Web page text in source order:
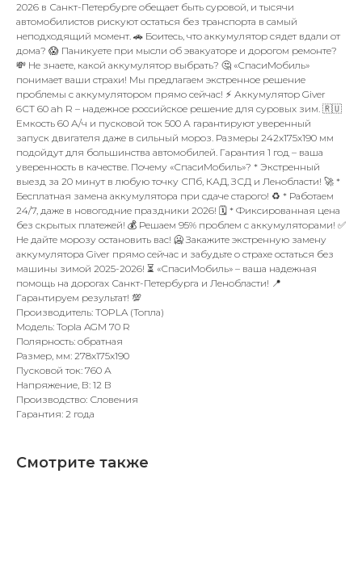
2026 в Санкт-Петербурге обещает быть суровой, и тысячи
автомобилистов рискуют остаться без транспорта в самый
неподходящий момент. 🚗 Боитесь, что аккумулятор сядет вдали от
дома? 😱 Паникуете при мысли об эвакуаторе и дорогом ремонте?
💸 Не знаете, какой аккумулятор выбрать? 🤔 «СпасиМобиль»
понимает ваши страхи! Мы предлагаем экстренное решение
проблемы с аккумулятором прямо сейчас! ⚡ Аккумулятор Giver
6СТ 60 ah R – надежное российское решение для суровых зим. 🇷🇺
Емкость 60 А/ч и пусковой ток 500 А гарантируют уверенный
запуск двигателя даже в сильный мороз. Размеры 242x175x190 мм
подойдут для большинства автомобилей. Гарантия 1 год – ваша
уверенность в качестве. Почему «СпасиМобиль»? * Экстренный
выезд за 20 минут в любую точку СПб, КАД, ЗСД и Ленобласти! 🚀 *
Бесплатная замена аккумулятора при сдаче старого! ♻️ * Работаем
24/7, даже в новогодние праздники 2026! 🗓️ * Фиксированная цена
без скрытых платежей! 💰 Решаем 95% проблем с аккумуляторами! ✅
Не дайте морозу остановить вас! 🥶 Закажите экстренную замену
аккумулятора Giver прямо сейчас и забудьте о страхе остаться без
машины зимой 2025-2026! ⏳ «СпасиМобиль» – ваша надежная
помощь на дорогах Санкт-Петербурга и Ленобласти! 📍
Гарантируем результат! 💯
Производитель: TOPLA (Топла)
Модель: Topla AGM 70 R
Полярность: обратная
Размер, мм: 278x175x190
Пусковой ток: 760 А
Напряжение, В: 12 В
Производство: Словения
Гарантия: 2 года
Смотрите также